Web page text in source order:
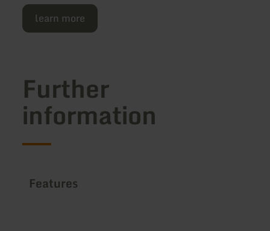
learn more
Further
information
Features